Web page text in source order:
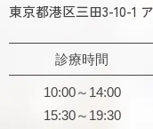
東京都港区三田3-10-1
診療時間
10:00～14:00
15:30～19:30